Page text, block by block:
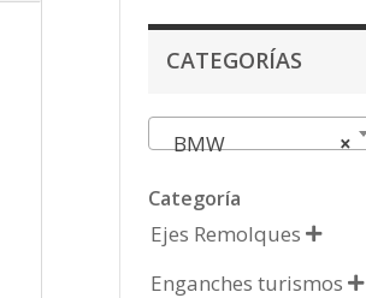
CATEGORÍAS
×
BMW
Categoría
Ejes Remolques 
Enganches turismos 